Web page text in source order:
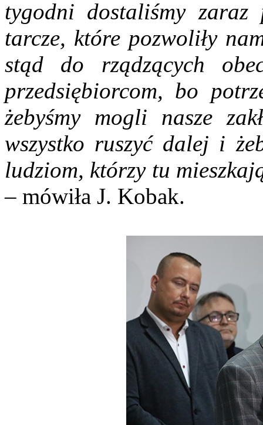
tygodni dostaliśmy
tarcze, które pozwoliły
stąd do rządzących
przedsiębiorcom, bo
żebyśmy mogli nasze
wszystko ruszyć dalej i
ludziom, którzy tu
– mówiła J. Kobak.